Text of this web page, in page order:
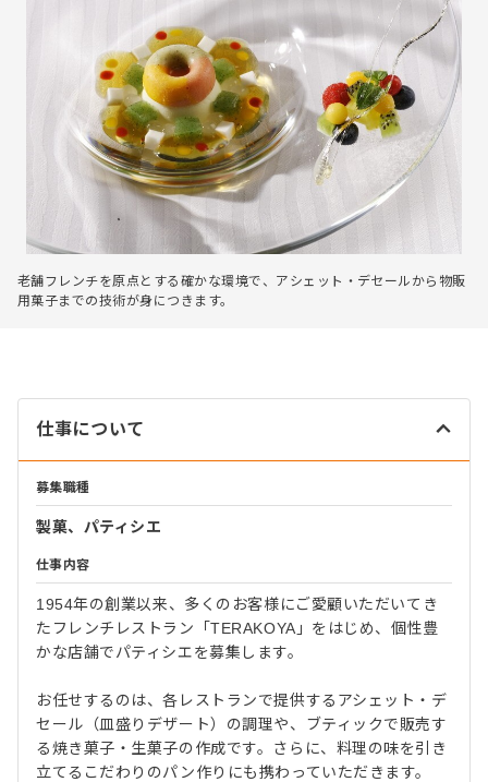
老舗フレンチを原点とする確かな環境で、アシェット・デセールから物販
用菓子までの技術が身につきます。
仕事について
募集職種
製菓、パティシエ
仕事内容
1954年の創業以来、多くのお客様にご愛顧いただいてき
たフレンチレストラン「TERAKOYA」をはじめ、個性豊
かな店舗でパティシエを募集します。
お任せするのは、各レストランで提供するアシェット・デ
セール（皿盛りデザート）の調理や、ブティックで販売す
る焼き菓子・生菓子の作成です。さらに、料理の味を引き
立てるこだわりのパン作りにも携わっていただきます。